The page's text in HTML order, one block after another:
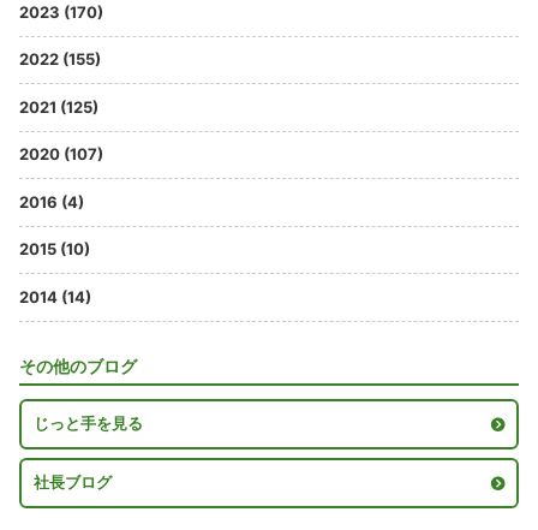
2023 (170)
2022 (155)
2021 (125)
2020 (107)
2016 (4)
2015 (10)
2014 (14)
その他のブログ
じっと手を見る
社長ブログ